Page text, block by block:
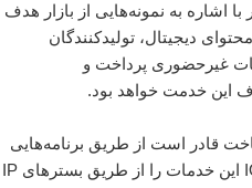
به نمونه‌هایی از بازار هدف
دیجیتال، تولیدکنندگان
غیر‌حضوری پرداخت و
این خدمت خواهد بود.
قادر است از طریق برنامه‌هایی
بر روی پلتفرم هوشمند اندروید و IOS این خدمات را از طریق بسترهای IP